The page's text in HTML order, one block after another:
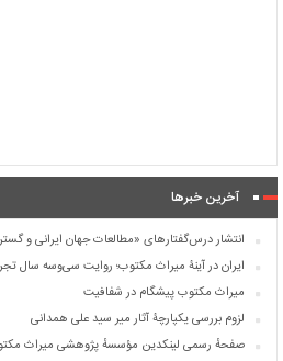
آخرین خبرها
انتشار درس‌گفتارهای «مطالعات جهان ایرانی و
ایران در آینۀ میراث مکتوب؛ روایت سی‌وسه سال
میراث مکتوب پیشگام در شفافیت
لزوم بررسی یکپارچۀ آثار میر سید علی همدانی
صفحهٔ رسمی لینکدین مؤسسهٔ پژوهشی میراث